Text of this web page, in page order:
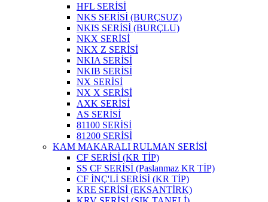
HFL SERİSİ
NKS SERİSİ (BURÇSUZ)
NKIS SERİSİ (BURÇLU)
NKX SERİSİ
NKX Z SERİSİ
NKIA SERİSİ
NKIB SERİSİ
NX SERİSİ
NX X SERİSİ
AXK SERİSİ
AS SERİSİ
81100 SERİSİ
81200 SERİSİ
KAM MAKARALI RULMAN SERİSİ
CF SERİSİ (KR TİP)
SS CF SERİSİ (Paslanmaz KR TİP)
CF İNÇ'Lİ SERİSİ (KR TİP)
KRE SERİSİ (EKSANTİRK)